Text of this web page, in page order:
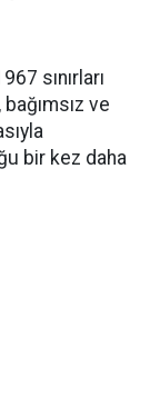
sınırları
ve
bir kez daha